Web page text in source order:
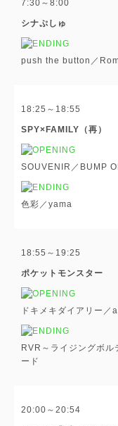
7:30～8:00
シナぷしゅ
push the button／
18:25～18:55
SPY×FAMILY（再）
SOUVENIR／BUMP
色彩／yama
18:55～19:25
ポケットモンスター
ドキメキダイアリー
RVR～ライジングボル
ード
20:00～20:54